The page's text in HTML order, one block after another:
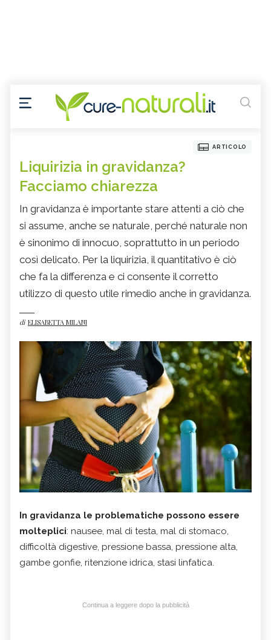
ARTICOLO
Liquirizia in gravidanza?
Facciamo chiarezza
In gravidanza è importante stare attenti a ciò che
si assume, anche se naturale, perché naturale non
è sinonimo di innocuo, soprattutto in un periodo
così delicato. Per la liquirizia, il quantitativo è ciò
che fa la differenza e ci consente il corretto
utilizzo di questo utile rimedio anche in gravidanza.
di ELISABETTA MILANI
In gravidanza le problematiche possono essere
molteplici: nausee, mal di testa, mal di stomaco,
difficoltà digestive, pressione bassa, pressione alta,
gambe gonfie, ritenzione idrica, stasi linfatica.
Continua a leggere dopo la pubblicità